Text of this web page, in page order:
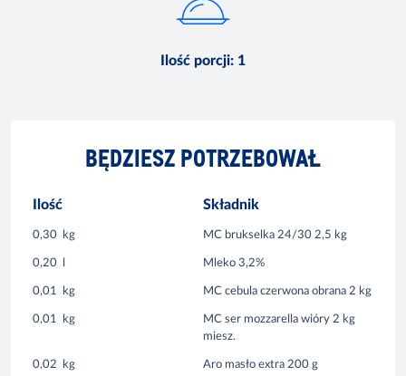
Ilość porcji: 1
BĘDZIESZ POTRZEBOWAŁ
Ilość Składnik
0,30 kg MC brukselka 24/30 2,5 kg
0,20 Mleko 3,2%
0,01 kg MC cebula czerwona obrana 2 kg
0,01 kg
MC ser mozzarella wióry 2 kg
miesz.
0,02 kg Aro masło extra 200 g